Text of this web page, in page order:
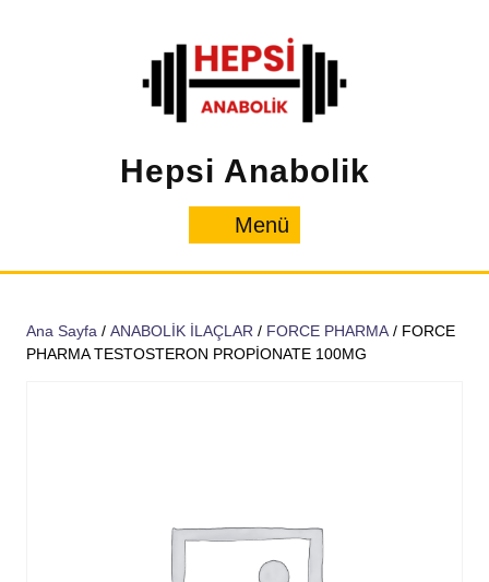
Hepsi Anabolik
Menü
Ana Sayfa / ANABOLİK İLAÇLAR / FORCE PHARMA / FORCE
PHARMA TESTOSTERON PROPİONATE 100MG